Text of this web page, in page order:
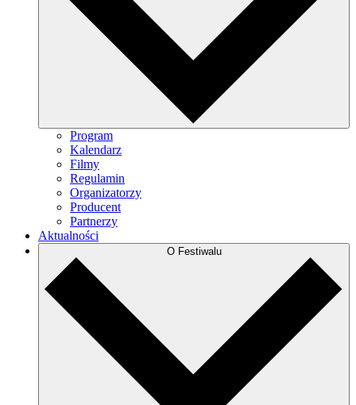
Program
Kalendarz
Filmy
Regulamin
Organizatorzy
Producent
Partnerzy
Aktualności
O Festiwalu